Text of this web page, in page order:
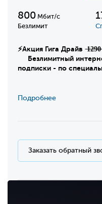
800 Мбит/с
Безлимит
⚡Акция Гига Драйв ̶1̶2̶9̶0̶
Безлимитный
подписки - по
Подробнее
Заказать обратный